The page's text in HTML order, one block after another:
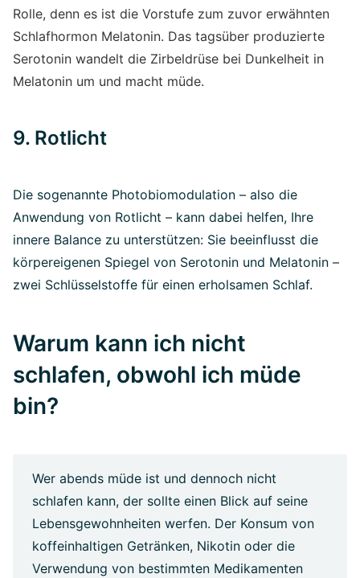
Rolle, denn es ist die Vorstufe zum zuvor erwähnten
Schlafhormon Melatonin. Das tagsüber produzierte
Serotonin wandelt die Zirbeldrüse bei Dunkelheit in
Melatonin um und macht müde.
9. Rotlicht
Die sogenannte Photobiomodulation – also die
Anwendung von Rotlicht – kann dabei helfen, Ihre
innere Balance zu unterstützen: Sie beeinflusst die
körpereigenen Spiegel von Serotonin und Melatonin –
zwei Schlüsselstoffe für einen erholsamen Schlaf.
Warum kann ich nicht
schlafen, obwohl ich müde
bin?
Wer abends müde ist und dennoch nicht
schlafen kann, der sollte einen Blick auf seine
Lebensgewohnheiten werfen. Der Konsum von
koffeinhaltigen Getränken, Nikotin oder die
Verwendung von bestimmten Medikamenten